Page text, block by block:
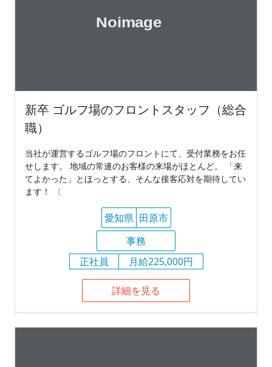
新卒 ゴルフ場のフロントスタッフ（総合
職）
当社が運営するゴルフ場のフロントにて、受付業務をお任
せします。 地域の常連のお客様の来場がほとんど。 「来
てよかった」とほっとする、そんな接客応対を期待してい
ます！ 〈
愛知県 田原市
事務
正社員
月給225,000円
詳細を見る